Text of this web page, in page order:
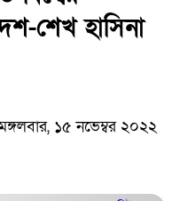
শেখ হাসিনা
১৫ নভেম্বর ২০২২